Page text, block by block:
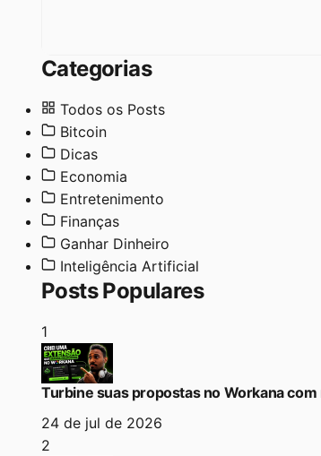
Categorias
Todos os Posts
Bitcoin
Dicas
Economia
Entretenimento
Finanças
Ganhar Dinheiro
Inteligência Artificial
Posts Populares
1
Turbine suas propostas no Workana
24 de jul de 2026
2